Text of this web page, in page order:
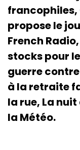
propose le
French
stocks pour
guerre
à la retraite
la rue, La
la Météo.